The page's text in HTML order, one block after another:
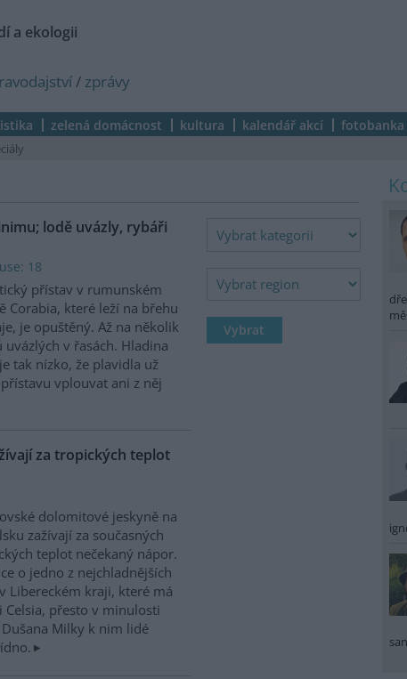
a ekologii
/ zprávy
zelená domácnost kultura kalendář akcí fotobanka
lodě uvázly, rybáři
18
přístav v rumunském
Corabia, které leží na břehu
je opuštěný. Až na několik
uvázlých v řasách. Hladina
tak nízko, že plavidla už
vplouvat ani z něj
za tropických teplot
dolomitové jeskyně na
zažívají za současných
teplot nečekaný nápor.
o jedno z nejchladnějších
Libereckém kraji, které má
přesto v minulosti
Milky k nim lidé